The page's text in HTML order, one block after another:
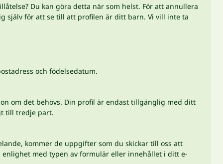
Du kan göra detta när som helst. För att annullera
själv för att se till att profilen är ditt barn. Vi vill inte ta
och födelsedatum.
om det behövs. Din profil är endast tillgänglig med ditt
till tredje part.
kommer de uppgifter som du skickar till oss att
med typen av formulär eller innehållet i ditt e-